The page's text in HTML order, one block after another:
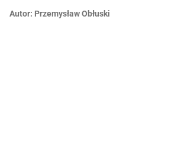
Autor: Przemysław Obłuski